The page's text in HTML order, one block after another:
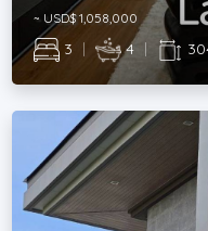
~ USD$ 1,058,000
3 | 4 |